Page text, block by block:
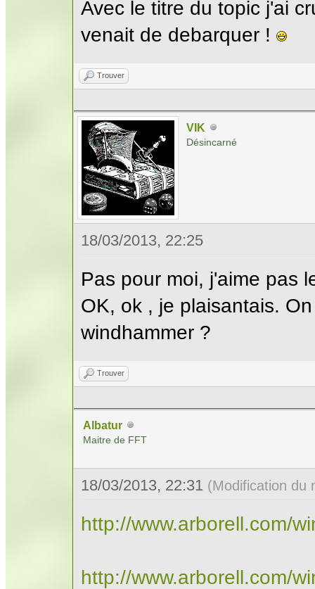
Avec le titre du topic j'ai
venait de debarquer !
Trouver
VIK
Désincarné
18/03/2013, 22:25
Pas pour moi, j'aime pas
OK, ok , je plaisantais.
windhammer ?
Trouver
Albatur
Maitre de FFT
18/03/2013, 22:31 (Modification du
http://www.arborell.com/
http://www.arborell.com/